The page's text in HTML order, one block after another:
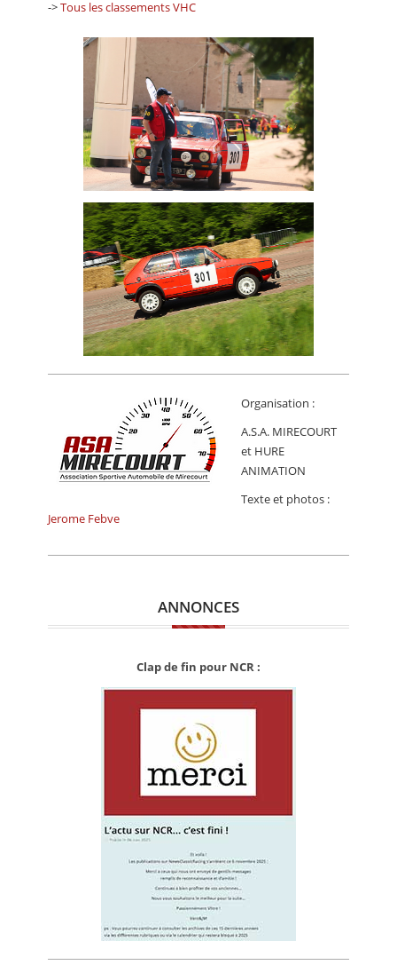
->Tous les classements VHC
Organisation :
A.S.A. MIRECOURT
et HURE
ANIMATION
Texte et photos :
Jerome Febve
ANNONCES
Clap de fin pour NCR :